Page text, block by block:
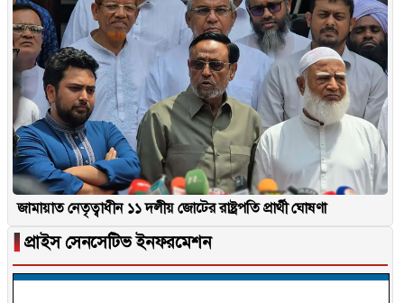
জামায়াত নেতৃত্বাধীন ১১ দলীয় জোটের রাষ্ট্রপতি প্রার্থী ঘোষণা
▐ প্রাইস সেনসেটিভ ইনফরমেশন